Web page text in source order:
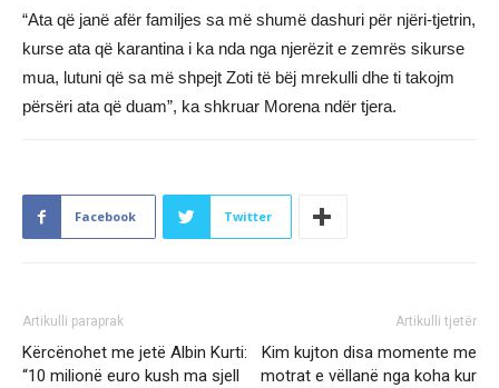
“Ata që janë afër familjes sa më shumë dashuri për njëri-tjetrin,
kurse ata që karantina i ka nda nga njerëzit e zemrës sikurse
mua, lutuni që sa më shpejt Zoti të bëj mrekulli dhe ti takojm
përsëri ata që duam”, ka shkruar Morena ndër tjera.
Facebook Twitter
Artikulli paraprak
Kërcënohet me jetë Albin Kurti:
“10 milionë euro kush ma sjell
Artikulli tjetër
Kim kujton disa momente me
motrat e vëllanë nga koha kur